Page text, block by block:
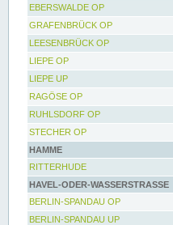
EBERSWALDE OP
GRAFENBRÜCK OP
LEESENBRÜCK OP
LIEPE OP
LIEPE UP
RAGÖSE OP
RUHLSDORF OP
STECHER OP
HAMME
RITTERHUDE
HAVEL-ODER-WASSERSTRASSE
BERLIN-SPANDAU OP
BERLIN-SPANDAU UP